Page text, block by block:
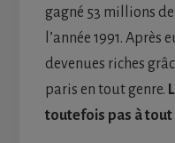
gagné 53 millions
l’année 1991. Après
devenues riches
paris en tout genre.
toutefois pas à tout